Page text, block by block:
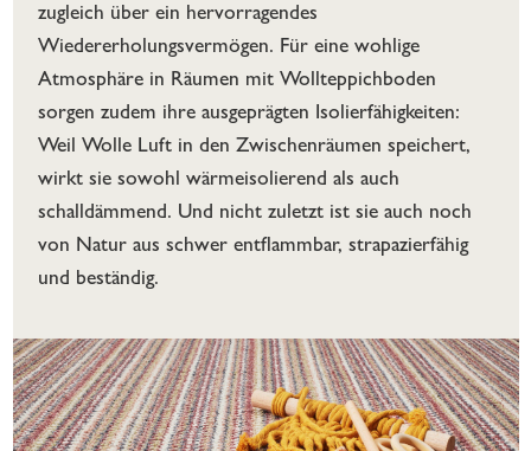
zugleich über ein hervorragendes
Wiedererholungsvermögen. Für eine wohlige
Atmosphäre in Räumen mit Wollteppichboden
sorgen zudem ihre ausgeprägten Isolierfähigkeiten:
Weil Wolle Luft in den Zwischenräumen speichert,
wirkt sie sowohl wärmeisolierend als auch
schalldämmend. Und nicht zuletzt ist sie auch noch
von Natur aus schwer entflammbar, strapazierfähig
und beständig.